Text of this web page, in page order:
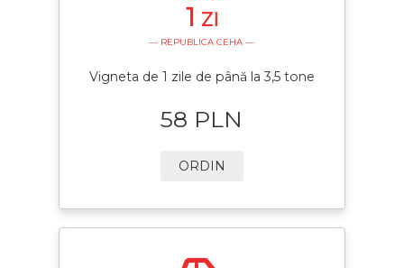
1 ZI
— REPUBLICA CEHA —
Vigneta de 1 zile de până la 3,5 tone
58 PLN
ORDIN